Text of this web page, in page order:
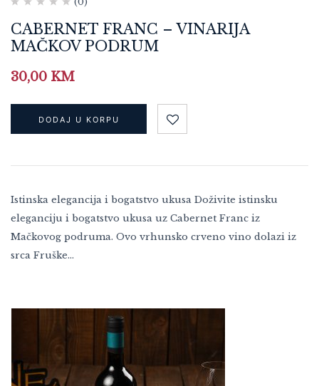
CABERNET FRANC – VINARIJA
MAČKOV PODRUM
30,00 KM
DODAJ U KORPU
Istinska elegancija i bogatstvo ukusa Doživite istinsku
eleganciju i bogatstvo ukusa uz Cabernet Franc iz
Mačkovog podruma. Ovo vrhunsko crveno vino dolazi iz
srca Fruške…